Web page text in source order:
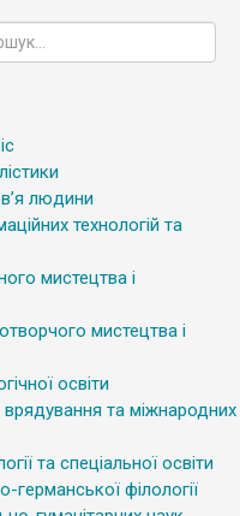
людини
технологій та
мистецтва і
мистецтва і
освіти
та міжнародних
та спеціальної освіти
германської філології